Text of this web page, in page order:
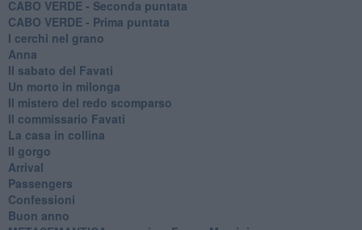
CABO VERDE - Seconda puntata
CABO VERDE - Prima puntata
I cerchi nel grano
Anna
Il sabato del Favati
Un morto in milonga
Il mistero del redo scomparso
Il commissario Favati
La casa in collina
Il gorgo
Arrival
Passengers
Confessioni
Buon anno